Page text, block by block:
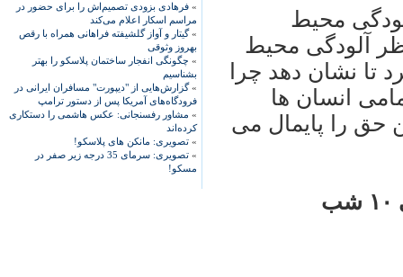
» فرهادی بزودی تصمیم‌اش را برای حضور در
مراسم اسکار اعلام می‌کند
»گیتار و آواز گلشیفته فراهانی همراه با رقص
بهروز وثوقی
» چگونگی انفجار ساختمان پلاسکو را بهتر
بشناسیم
»گزارش‌هایی از "دیپورت" مسافران ایرانی در
فرودگاه‌های آمریکا پس از دستور ترامپ
» مشاور رفسنجانی: عکس هاشمی را دستکاری
کرده‌اند
» تصویری: مانکن های پلاسکو!
»
تصویری: سرمای 35 درجه زیر صفر در
مسکو!
محيط
آلودگی محيط
نشان دهد چرا
انسان ها
حق را پايمال می